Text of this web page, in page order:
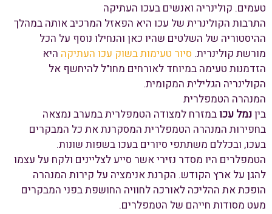
טעמים. קולינריה ואנשים בעכו העתיקה
התרבות הקולינרית של עכו היא הפאזל המרכיב אותה במהלך
ההיסטוריה של השלטים שהיו כאן והנחילו נוסף על הכל
מורשת קולינרית. סיור טעימות בשוק עכו העתיקה היא
הזדמנות טעימה במיוחד לאורחים מחו"ל להיחשף אל
הקולינריה הגלילית המקומית.
המנהרה הטמפלרית
ביןנמל עכובמזרח למצודה הטמפלרית במערב נמצאה
בחפירות המנהרה הטמפלרית המסקרנת את כל המבקרים
בעכו, ובכללם משתתפי סיורים בעכו בשפות שונות.
הטמפלרים היו מסדר נזירי אשר סייע לצליינים ולקח על עצמו
להגן על ארץ הקודש. הקרנת אנימציה על קירות המנהרה
הופכת את ההליכה לאורכה לחוויה החושפת בפני המבקרים
מעט מסודות חייהם של הטמפלרים.